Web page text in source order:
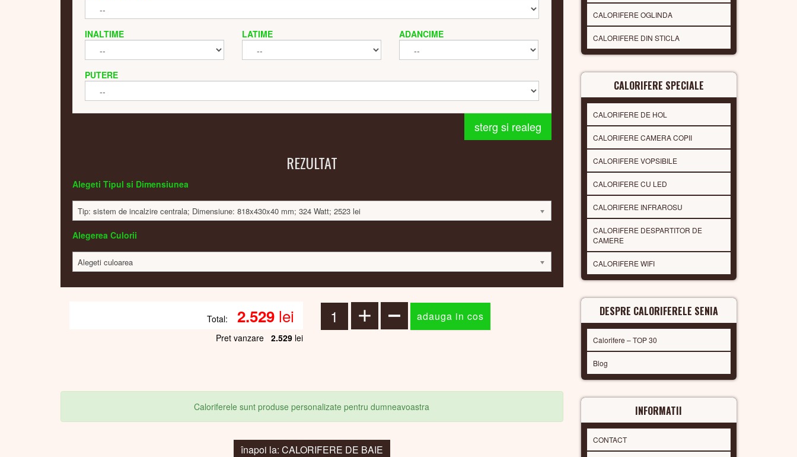
INALTIME LATIME ADANCIME
PUTERE
sterg si realeg
REZULTAT
Alegeti Tipul si Dimensiunea
Tip: sistem de incalzire centrala; Dimensiune: 818x430x40 mm; 324 Watt; 2523 lei
Alegerea Culorii
Alegeti culoarea
Total: 2.529lei
Pret vanzare 2.529lei
Caloriferele sunt produse personalizate pentru dumneavoastra
înapoi la: CALORIFERE DE BAIE
CALORIFERE OGLINDA
CALORIFERE DIN STICLA
CALORIFERE SPECIALE
CALORIFERE DE HOL
CALORIFERE CAMERA COPII
CALORIFERE VOPSIBILE
CALORIFERE CU LED
CALORIFERE INFRAROSU
CALORIFERE DESPARTITOR DE
CAMERE
CALORIFERE WIFI
DESPRE CALORIFERELE SENIA
Calorifere – TOP 30
Blog
INFORMATII
CONTACT